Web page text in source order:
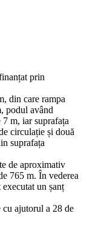
prin
din care rampa
podul având
m, iar suprafața
circulație și două
suprafața
de aproximativ
765 m. În vederea
un șanț
ajutorul a 28 de